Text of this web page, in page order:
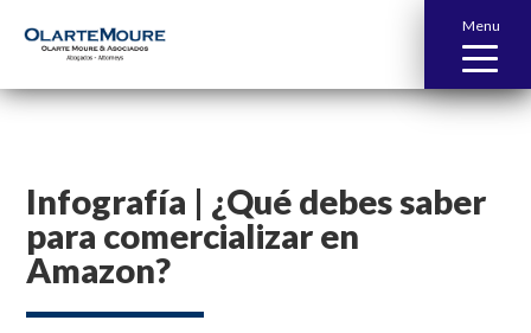
Menu
Infografía | ¿Qué debes saber
para comercializar en
Amazon?